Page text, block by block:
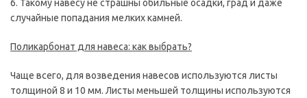
6. Такому навесу не страшны обильные осадки, град и даже
случайные попадания мелких камней.
Поликарбонат для навеса: как выбрать?
Чаще всего, для возведения навесов используются листы
толщиной 8 и 10 мм. Листы меньшей толщины используются